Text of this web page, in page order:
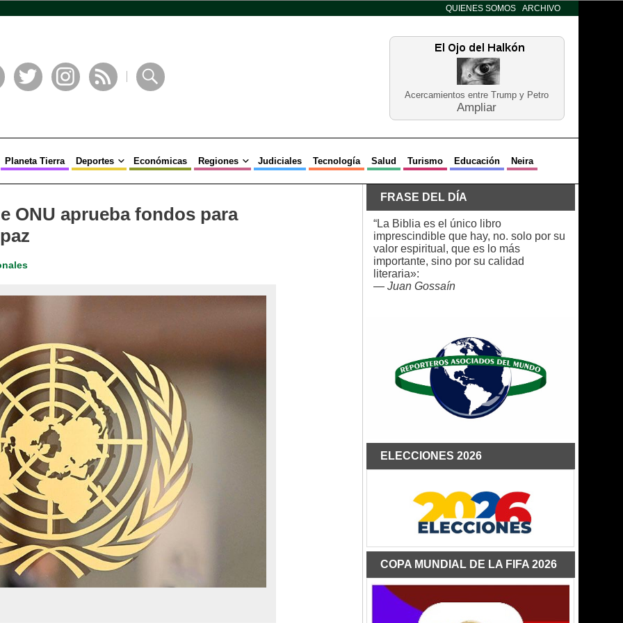
QUIENES SOMOS ARCHIVO
Acercamientos entre Trump y Petro
Ampliar
Planeta Tierra Deportes Económicas Regiones Judiciales Tecnología Salud Turismo Educación Neira
ONU aprueba fondos para
FRASE DEL DÍA
“La Biblia es el único libro
imprescindible que hay, no. solo por su
valor espiritual, que es lo más
importante, sino por su calidad
literaria»:
— Juan Gossaín
ELECCIONES 2026
COPA MUNDIAL DE LA FIFA 2026